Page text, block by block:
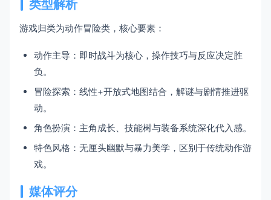
类型解析
游戏归类为动作冒险类，核心要素：
动作主导：即时战斗为核心，操作技巧与反应决定胜
负。
冒险探索：线性+开放式地图结合，解谜与剧情推进驱
动。
角色扮演：主角成长、技能树与装备系统深化代入感。
特色风格：无厘头幽默与暴力美学，区别于传统动作游
戏。
媒体评分